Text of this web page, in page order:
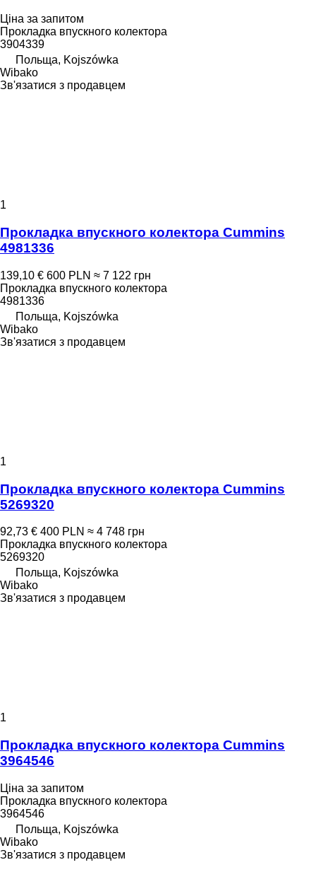
Ціна за запитом
Прокладка впускного колектора
3904339
Польща, Kojszówka
Wibako
Зв'язатися з продавцем
1
Прокладка впускного колектора Cummins
4981336
139,10 € 600 PLN ≈ 7 122 грн
Прокладка впускного колектора
4981336
Польща, Kojszówka
Wibako
Зв'язатися з продавцем
1
Прокладка впускного колектора Cummins
5269320
92,73 € 400 PLN ≈ 4 748 грн
Прокладка впускного колектора
5269320
Польща, Kojszówka
Wibako
Зв'язатися з продавцем
1
Прокладка впускного колектора Cummins
3964546
Ціна за запитом
Прокладка впускного колектора
3964546
Польща, Kojszówka
Wibako
Зв'язатися з продавцем